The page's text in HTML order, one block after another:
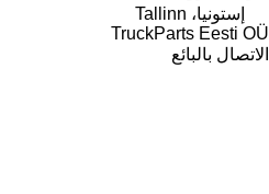
إستونيا، Tallinn
TruckParts Eesti OÜ
الاتصال بالبائع